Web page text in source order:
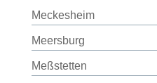
Meckesheim
Meersburg
Meßstetten